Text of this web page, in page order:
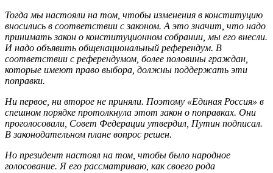
Тогда мы настояли на том, чтобы изменения в конституцию
вносились в соответствии с законом. А это значит, что надо
принимать закон о конституционном собрании, мы его внесли.
И надо объявить общенациональный референдум. В
соответствии с референдумом, более половины граждан,
которые имеют право выбора, должны поддержать эти
поправки.
Ни первое, ни второе не приняли. Поэтому «Единая Россия» в
спешном порядке протолкнула этот закон о поправках. Они
проголосовали, Совет Федерации утвердил, Путин подписал.
В законодательном плане вопрос решен.
Но президент настоял на том, чтобы было народное
голосование. Я его рассматриваю, как своего рода